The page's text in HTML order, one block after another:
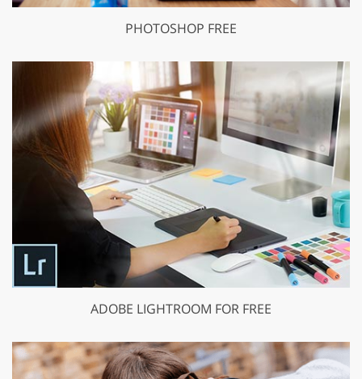
PHOTOSHOP FREE
ADOBE LIGHTROOM FOR FREE